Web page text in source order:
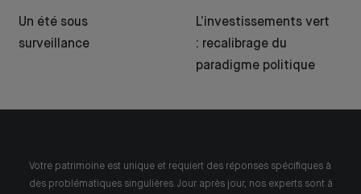
Un été sous
surveillance
L’investissements vert
: recalibrage du
paradigme politique
Votre patrimoine est unique et requiert des réponses spécifiques à
des problématiques singulières. Jour après jour, nos experts sont à